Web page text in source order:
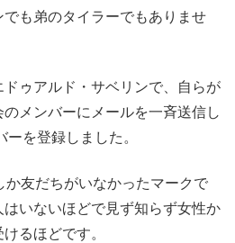
も弟のタイラーでもありませ
ゥアルド・サベリンで、自らが
メンバーにメールを一斉送信し
を登録しました。
か友だちがいなかったマークで
いないほどで見ず知らず女性か
るほどです。